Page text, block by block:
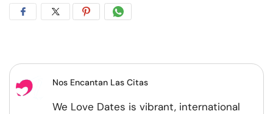
CompartirCompartirCompartirCompartir
Nos Encantan Las Citas
We Love Dates is vibrant, international